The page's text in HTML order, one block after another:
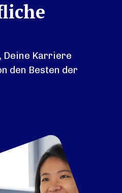
Deine Karriere
den Besten der